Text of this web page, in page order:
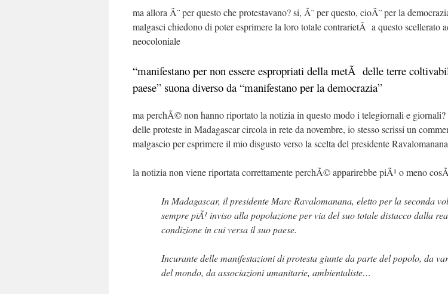
ma allora Ã¨ per questo che protestavano? si, Ã¨ per questo, cioÃ¨ per la
malgasci chiedono di poter esprimere la loro totale contrarietÃ a questo scellerato
neocoloniale
“manifestano per non essere espropriati della metÃ delle terre
paese” suona diverso da “manifestano per la democrazia”
ma perchÃ© non hanno riportato la notizia in questo modo i telegiornali e giornali?
delle proteste in Madagascar circola in rete da novembre, io stesso scrissi un
malgascio per esprimere il mio disgusto verso la scelta del presidente
la notizia non viene riportata correttamente perchÃ© apparirebbe piÃ¹ o meno
In Madagascar, il presidente Marc Ravalomanana, eletto per la seconda
sempre piÃ¹ inviso alla popolazione per via del suo totale distacco dalla
condizione in cui versa il suo paese.
Incurante delle manifestazioni di protesta giunte da parte del popolo, da
del mondo, da associazioni umanitarie, ambientaliste…